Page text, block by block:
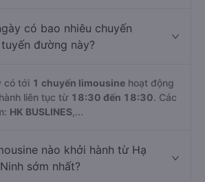
có bao nhiêu chuyến
đường này?
có tới 1 chuyến limousine hoạt động
liên tục từ 18:30 đến 18:30. Các
HK BUSLINES ,...
nào khởi hành từ Hạ
sớm nhất?